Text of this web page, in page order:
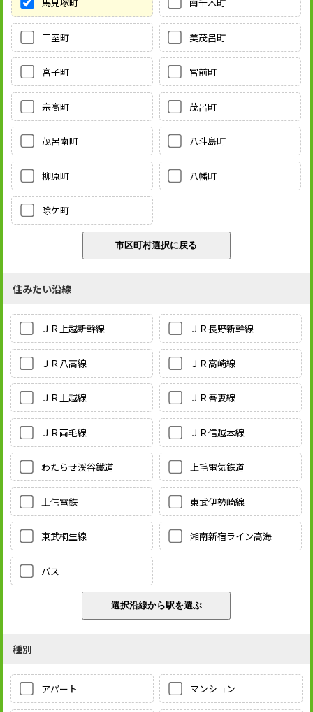
馬見塚町 南千木町
三室町 美茂呂町
宮子町 宮前町
宗高町 茂呂町
茂呂南町 八斗島町
柳原町 八幡町
除ケ町
住みたい沿線
ＪＲ上越新幹線 ＪＲ長野新幹線
ＪＲ八高線 ＪＲ高崎線
ＪＲ上越線 ＪＲ吾妻線
ＪＲ両毛線 ＪＲ信越本線
わたらせ渓谷鐵道 上毛電気鉄道
上信電鉄 東武伊勢崎線
東武桐生線 湘南新宿ライン高海
バス
種別
アパート マンション